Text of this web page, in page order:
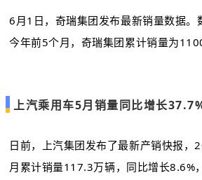
6月1日，奇瑞集团发布最新销量数据
今年前5个月，奇瑞集团累计销量为
上汽乘用车5月销量同比增长
日前，上汽集团发布了最新产销快报
月累计销量117.3万辆，同比增长8.6%